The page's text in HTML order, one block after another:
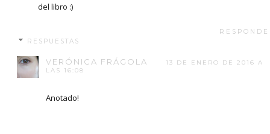
del libro :)
RESPUESTAS
VERÓNICA FRÁGOLA
13 DE ENERO DE 2016 A
LAS 16:08
Anotado!